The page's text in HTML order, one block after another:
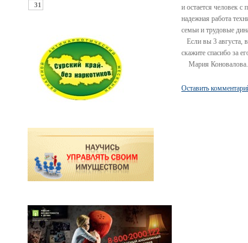
31
и остается человек с
надежная работа
семьи и трудовые
Если вы 3 августа, в
скажите спасибо за
Мария Коновалова.
Оставить